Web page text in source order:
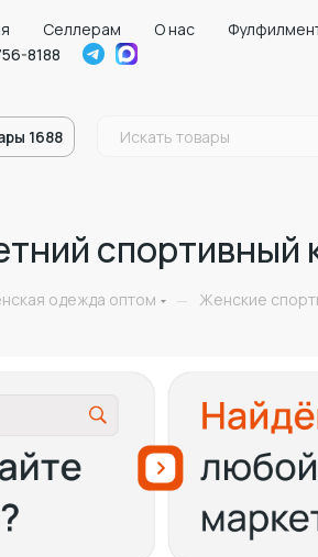
Селлерам О нас
8188
1688
спортивный
одежда оптом — Женские